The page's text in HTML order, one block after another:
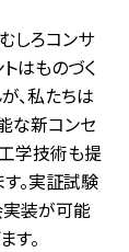
しろコンサ
はものづく
、私たちは
な新コンセ
学技術も提
。実証試験
実装が可能
す。